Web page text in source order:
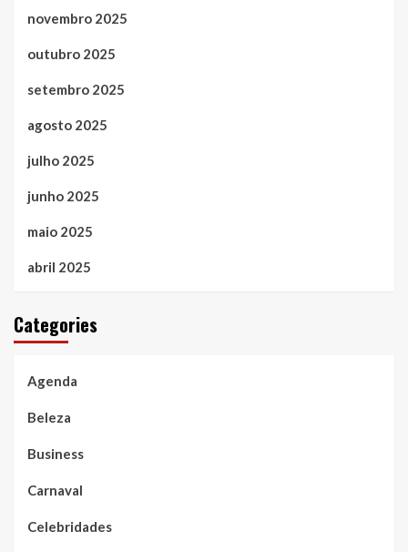
novembro 2025
outubro 2025
setembro 2025
agosto 2025
julho 2025
junho 2025
maio 2025
abril 2025
Categories
Agenda
Beleza
Business
Carnaval
Celebridades